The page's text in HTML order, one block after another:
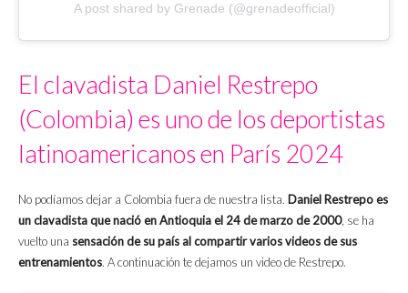
A post shared by Grenade (@grenadeofficial)
El clavadista Daniel Restrepo
(Colombia) es uno de los deportistas
latinoamericanos en París 2024
No podíamos dejar a Colombia fuera de nuestra lista. Daniel Restrepo es
un clavadista que nació en Antioquia el 24 de marzo de 2000, se ha
vuelto una sensación de su país al compartir varios videos de sus
entrenamientos. A continuación te dejamos un video de Restrepo.